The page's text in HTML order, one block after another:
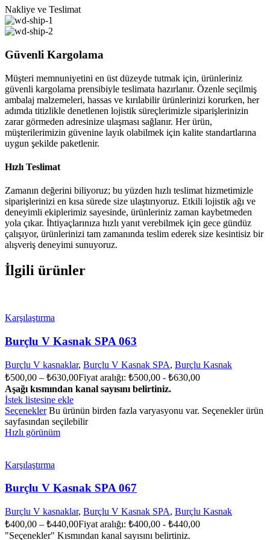
Nakliye ve Teslimat
Güvenli Kargolama
Müşteri memnuniyetini en üst düzeyde tutmak için, ürünleriniz
güvenli kargolama prensibiyle teslimata hazırlanır. Özenle seçilmiş
ambalaj malzemeleri, hassas ve kırılabilir ürünlerinizi korurken, her
adımda titizlikle denetlenen lojistik süreçlerimizle siparişlerinizin
zarar görmeden adresinize ulaşması sağlanır. Her ürün,
müşterilerimizin güvenine layık olabilmek için kalite standartlarına
uygun şekilde paketlenir.
Hızlı Teslimat
Zamanın değerini biliyoruz; bu yüzden hızlı teslimat hizmetimizle
siparişlerinizi en kısa sürede size ulaştırıyoruz. Etkili lojistik ağı ve
deneyimli ekiplerimiz sayesinde, ürünleriniz zaman kaybetmeden
yola çıkar. İhtiyaçlarınıza hızlı yanıt verebilmek için gece gündüz
çalışıyor, ürünlerinizi tam zamanında teslim ederek size kesintisiz bir
alışveriş deneyimi sunuyoruz.
İlgili ürünler
Karşılaştırma
Burçlu V Kasnak SPA 063
Burçlu V kasnaklar, Burçlu V Kasnak SPA, Burçlu Kasnak
₺500,00 – ₺630,00Fiyat aralığı: ₺500,00 - ₺630,00
Aşağı kısmından kanal sayısını belirtiniz.
İstek listesine ekle
SeçeneklerBu ürünün birden fazla varyasyonu var. Seçenekler ürün
sayfasından seçilebilir
Hızlı görünüm
Karşılaştırma
Burçlu V Kasnak SPA 067
Burçlu V kasnaklar, Burçlu V Kasnak SPA, Burçlu Kasnak
₺400,00 – ₺440,00Fiyat aralığı: ₺400,00 - ₺440,00
"Seçenekler" Kısmından kanal sayısını belirtiniz.